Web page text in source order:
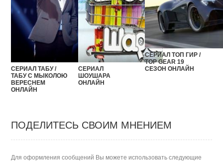
СЕРИАЛ ТАБУ /
ТАБУ С МЫКОЛОЮ
ВЕРЕСНЕМ
ОНЛАЙН
СЕРИАЛ
ШОУШАРА
ОНЛАЙН
СЕРИАЛ ТОП ГИР /
TOP GEAR 19
СЕЗОН ОНЛАЙН
ПОДЕЛИТЕСЬ СВОИМ МНЕНИЕМ
Для оформления сообщений Вы можете использовать следующие